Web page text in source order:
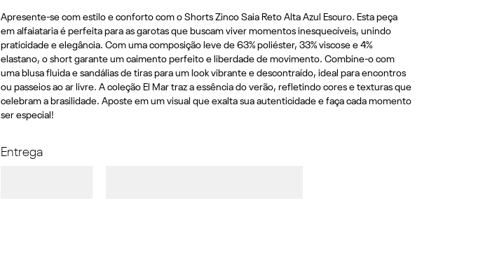
Apresente-se com estilo e conforto com o Shorts Zinco Saia Reto Alta Azul Escuro. Esta peça
em alfaiataria é perfeita para as garotas que buscam viver momentos inesquecíveis, unindo
praticidade e elegância. Com uma composição leve de 63% poliéster, 33% viscose e 4%
elastano, o short garante um caimento perfeito e liberdade de movimento. Combine-o com
uma blusa fluida e sandálias de tiras para um look vibrante e descontraído, ideal para encontros
ou passeios ao ar livre. A coleção El Mar traz a essência do verão, refletindo cores e texturas que
celebram a brasilidade. Aposte em um visual que exalta sua autenticidade e faça cada momento
ser especial!
Entrega